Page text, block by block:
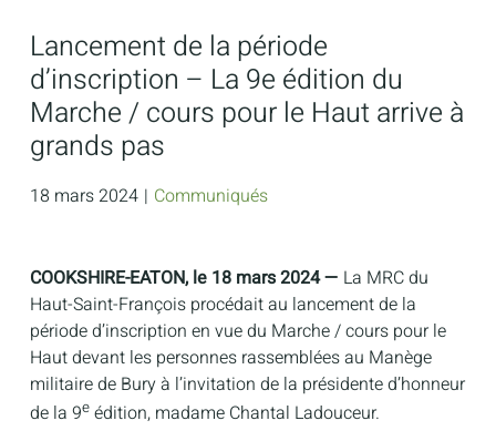
Lancement de la période
d’inscription – La 9e édition du
Marche / cours pour le Haut arrive à
grands pas
18 mars 2024 | Communiqués
COOKSHIRE-EATON, le 18 mars 2024 — La MRC du
Haut-Saint-François procédait au lancement de la
période d’inscription en vue du Marche / cours pour le
Haut devant les personnes rassemblées au Manège
militaire de Bury à l’invitation de la présidente d’honneur
de la 9eédition, madame Chantal Ladouceur.